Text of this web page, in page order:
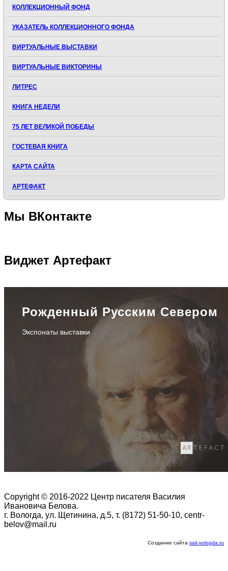
КОЛЛЕКЦИОННЫЙ ФОНД
УКАЗАТЕЛЬ КОЛЛЕКЦИОННОГО ФОНДА
ВИРТУАЛЬНЫЕ ВЫСТАВКИ
ВИРТУАЛЬНЫЕ ВИКТОРИНЫ
ЛИТРЕС
КНИГА НЕДЕЛИ
75 ЛЕТ ВЕЛИКОЙ ПОБЕДЫ
ГОСТЕВАЯ КНИГА
КАРТА САЙТА
АРТЕФАКТ
Мы ВКонтакте
Виджет Артефакт
Рожденный Русским Севером
Экспонаты выставки
Copyright © 2016-2022 Центр писателя Василия
Ивановича Белова.
г. Вологда, ул. Щетинина, д.5, т. (8172) 51-50-10, centr-
belov@mail.ru
Создание сайта sait-vologda.ru